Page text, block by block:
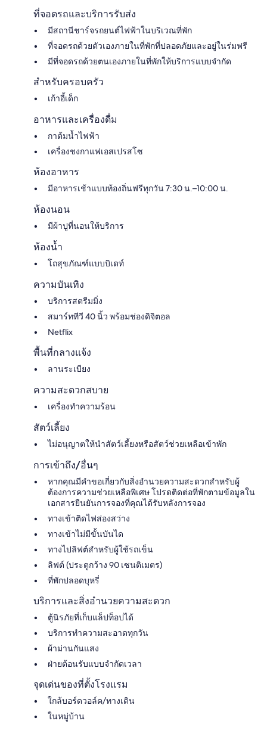
ที่จอดรถและบริการรับส่ง
มีสถานีชาร์จรถยนต์ไฟฟ้าในบริเวณที่พัก
ที่จอดรถด้วยตัวเองภายในที่พักที่ปลอดภัยและอยู่ในร่มฟรี
มีที่จอดรถด้วยตนเองภายในที่พักให้บริการแบบจำกัด
สำหรับครอบครัว
เก้าอี้เด็ก
อาหารและเครื่องดื่ม
กาต้มน้ำไฟฟ้า
เครื่องชงกาแฟเอสเปรสโซ
ห้องอาหาร
มีอาหารเช้าแบบท้องถิ่นฟรีทุกวัน 7:30 น.–10:00 น.
ห้องนอน
มีผ้าปูที่นอนให้บริการ
ห้องน้ำ
โถสุขภัณฑ์แบบบิเดท์
ความบันเทิง
บริการสตรีมมิ่ง
สมาร์ททีวี 40 นิ้ว พร้อมช่องดิจิตอล
Netflix
พื้นที่กลางแจ้ง
ลานระเบียง
ความสะดวกสบาย
เครื่องทำความร้อน
สัตว์เลี้ยง
ไม่อนุญาตให้นำสัตว์เลี้ยงหรือสัตว์ช่วยเหลือเข้าพัก
การเข้าถึง/อื่นๆ
หากคุณมีคำขอเกี่ยวกับสิ่งอำนวยความสะดวกสำหรับผู้
ต้องการความช่วยเหลือพิเศษ โปรดติดต่อที่พักตามข้อมูลใน
เอกสารยืนยันการจองที่คุณได้รับหลังการจอง
ทางเข้าติดไฟส่องสว่าง
ทางเข้าไม่มีขั้นบันได
ทางไปลิฟต์สำหรับผู้ใช้รถเข็น
ลิฟต์ (ประตูกว้าง 90 เซนติเมตร)
ที่พักปลอดบุหรี่
บริการและสิ่งอำนวยความสะดวก
ตู้นิรภัยที่เก็บแล็ปท็อปได้
บริการทำความสะอาดทุกวัน
ผ้าม่านกันแสง
ฝ่ายต้อนรับแบบจำกัดเวลา
จุดเด่นของที่ตั้งโรงแรม
ใกล้บอร์ดวอล์ค/ทางเดิน
ในหมู่บ้าน